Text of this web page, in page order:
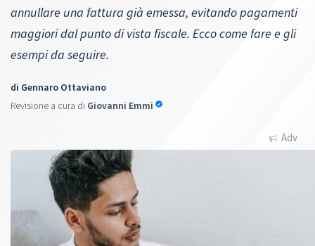
annullare una fattura già emessa, evitando pagamenti
maggiori dal punto di vista fiscale. Ecco come fare e gli
esempi da seguire.
di Gennaro Ottaviano
Revisione a cura di Giovanni Emmi
Adv